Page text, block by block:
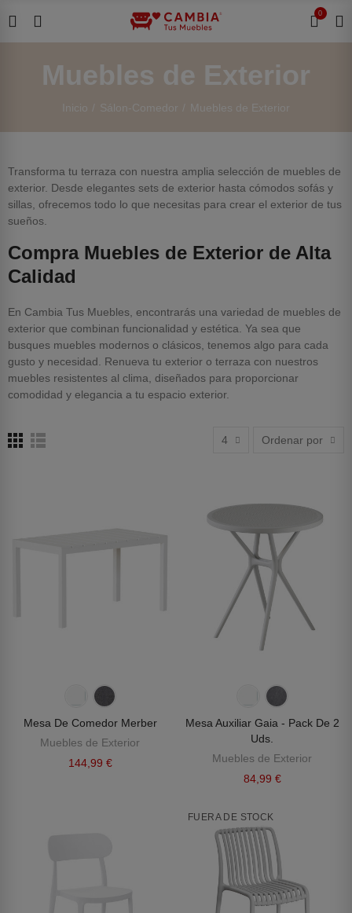
0
Muebles de Exterior
Inicio Sálon-Comedor Muebles de Exterior
Transforma tu terraza con nuestra amplia selección de muebles de
exterior. Desde elegantes sets de exterior hasta cómodos sofás y
sillas, ofrecemos todo lo que necesitas para crear el exterior de tus
sueños.
Compra Muebles de Exterior de Alta
Calidad
En Cambia Tus Muebles, encontrarás una variedad de muebles de
exterior que combinan funcionalidad y estética. Ya sea que
busques muebles modernos o clásicos, tenemos algo para cada
gusto y necesidad. Renueva tu exterior o terraza con nuestros
muebles resistentes al clima, diseñados para proporcionar
comodidad y elegancia a tu espacio exterior.
4 Ordenar por
Mesa De Comedor Merber
Muebles de Exterior
144,99 €
Mesa Auxiliar Gaia - Pack De 2
Uds.
Muebles de Exterior
84,99 €
FUERA DE STOCK